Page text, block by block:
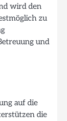
wird den
zu
und
auf die
die